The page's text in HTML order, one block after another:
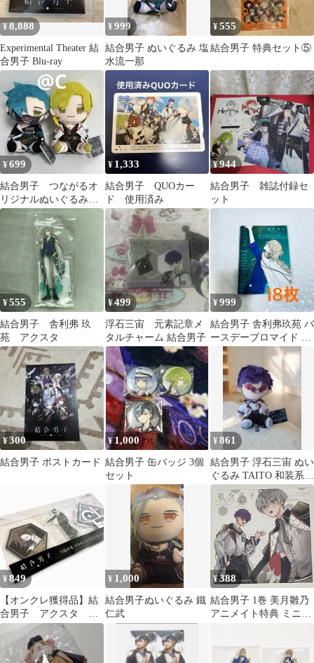
¥8,888
Experimental Theater 結
合男子 Blu-ray
¥999
結合男子 ぬいぐるみ 塩
水流一那
¥555
結合男子 特典セット⑤
¥699
結合男子 つながるオ
リジナルぬいぐるみ
塩水流 一那 清硫 十六
夜 マスコット
¥ 1,333
結合男子 QUOカー
ド 使用済み
¥944
結合男子 雑誌付録セ
ット
¥555
結合男子 舎利弗 玖
苑 アクスタ
¥499
浮石三宙 元素記章メ
タルチャーム 結合男子
¥999
結合男子 舎利弗玖苑 バ
ースデーブロマイド 18
¥300
結合男子 ポストカード
¥ 1,000
結合男子 缶バッジ 3個
セット
¥861
結合男子 浮石三宙 ぬい
ぐるみ TAITO 和装系
キャラクターグッズ約
20cm
¥849
【オンクレ獲得品】結
合男子 アクスタ 塩
水流一那
¥ 1,000
結合男子ぬいぐるみ 鐵
仁武
¥388
結合男子 1巻 美月雛乃
アニメイト特典 ミニ色